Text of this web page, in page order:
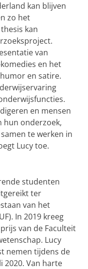
kan blijven
zo het
kan
van
en het
en satire.
en mensen
hun onderzoek,
te werken in
Lucy toe.
studenten
ter
van het
In 2019 kreeg
van de Faculteit
Lucy
nemen tijdens de
2020. Van harte